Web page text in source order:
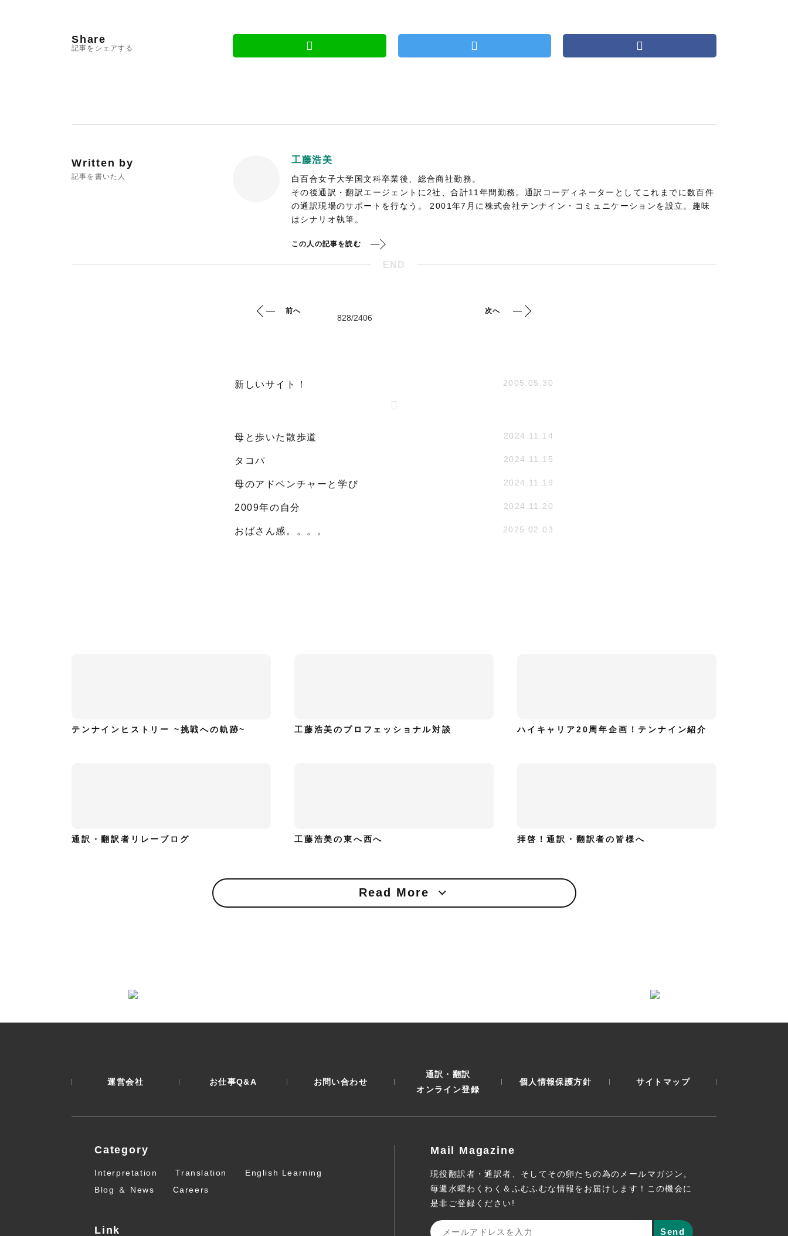
Share
記事をシェアする
Written by
記事を書いた人
工藤浩美
白百合女子大学国文科卒業後、総合商社勤務。
その後通訳・翻訳エージェントに2社、合計11年間勤務。通訳コーディネーターとしてこれまでに数百件
の通訳現場のサポートを行なう。 2001年7月に株式会社テンナイン・コミュニケーションを設立。趣味
はシナリオ執筆。
この人の記事を読む
END
前へ 次へ
新しいサイト！ 2005.05.30
母と歩いた散歩道 2024.11.14
タコパ 2024.11.15
母のアドベンチャーと学び 2024.11.19
2009年の自分 2024.11.20
おばさん感。。。。 2025.02.03
テンナインヒストリー ~挑戦への軌跡~ 工藤浩美のプロフェッショナル対談 ハイキャリア20周年企画！テンナイン紹介
通訳・翻訳者リレーブログ 工藤浩美の東へ西へ 拝啓！通訳・翻訳者の皆様へ
Read More
運営会社 お仕事Q&A お問い合わせ
通訳・翻訳
オンライン登録
個人情報保護方針 サイトマップ
Category
Interpretation Translation
English Learning
Blog ＆ News
Careers
Link
Mail Magazine
現役翻訳者・通訳者、そしてその卵たちの為のメールマガジン。
毎週水曜わくわく＆ふむふむな情報をお届けします！この機会に
是非ご登録ください!